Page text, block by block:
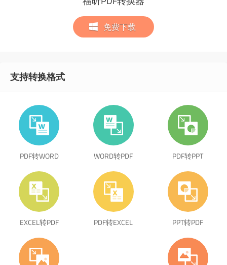
免费下载
支持转换格式
PDF转WORD WORD转PDF PDF转PPT
EXCEL转PDF PDF转EXCEL PPT转PDF